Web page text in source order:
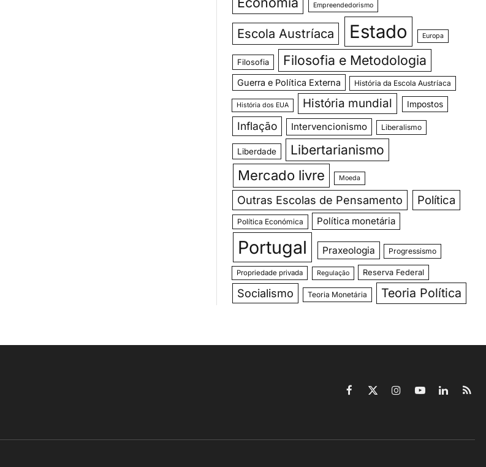
Empreendedorismo
Escola Austríaca Estado Europa
Filosofia Filosofia e Metodologia
Guerra e Política Externa História da Escola Austríaca
História dos EUA História mundial Impostos
Inflação Intervencionismo Liberalismo
Liberdade Libertarianismo
Mercado livre Moeda
Outras Escolas de Pensamento Política
Política Económica Política monetária
Portugal Praxeologia Progressismo
Propriedade privada Regulação Reserva Federal
Socialismo Teoria Monetária Teoria Política
Facebook
X
InstagramYouTubeLinkedInRSS